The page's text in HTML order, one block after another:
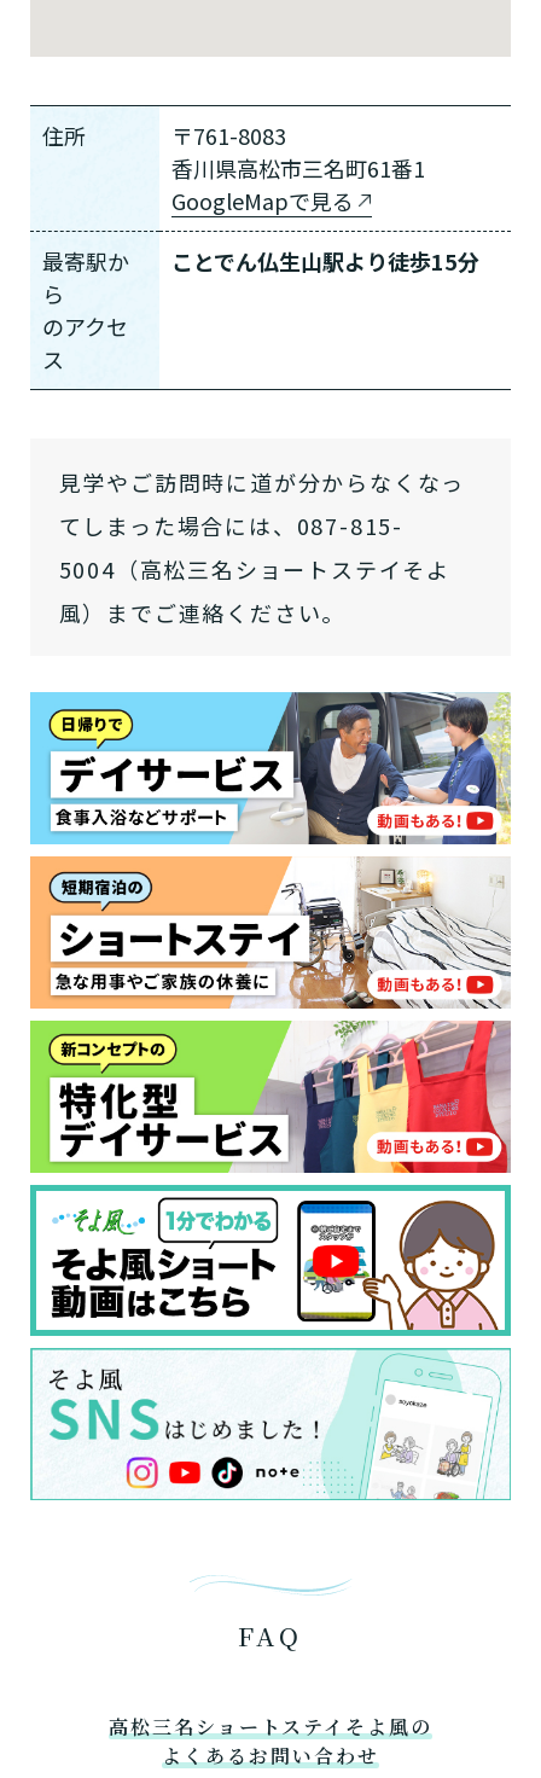
住所
〒761-8083
香川県高松市三名町61番1
GoogleMapで見る
最寄駅か
ら
のアクセ
ス
ことでん仏生山駅より徒歩15分
見学やご訪問時に道が分からなくなっ
てしまった場合には、087-815-
5004（高松三名ショートステイそよ
風）までご連絡ください。
FAQ
高松三名ショートステイそよ風の
よくあるお問い合わせ
あなたに適しているのは?
しょう!最大4つの質問に答えていただくだけ
で、おすすめの介護保険サービスを紹介しま
診断スタート
要介護認定を受け、要支援１～２、
要介護１～５、いずれかの判定を受
はい
非該当(自立)
と判定された
ご自宅で生活しながら介護サービス
を使いたいですか？
老人ホームなどの施設に移り住みた
いですか？
使いたい
施設へ移り住みたい
現在、日常生活を送るうえで誰かの
必要
必要ない
介護スタッフにご自宅に来てもらい
たいですか？
介護施設へ通いたいですか？
通いたい
来てもらいたい
認知症の診断を受けていますか？
または物忘れなど認知症の疑いはあ
はい
いいえ
日帰りで使いたいですか？
一時的に宿泊したいですか？
日帰りで使いたい
一時的に宿泊したい
要支援１～２・要介護１～２です
か？
要支援１～２
要介護１～２
要介護３～５